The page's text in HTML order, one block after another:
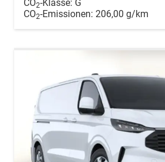
CO2-Klasse: G
CO2-Emissionen: 206,00 g/km